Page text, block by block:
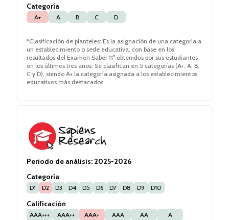
Categoría
A+ A B C D
*Clasificación de planteles: Es la asignación de una categoría a
un establecimiento o sede educativa, con base en los
resultados del Examen Saber 11° obtenidos por sus estudiantes
en los últimos tres años. Se clasifican en 5 categorías (A+, A, B,
C y D), siendo A+ la categoría asignada a los establecimientos
educativos más destacados.
Periodo de análisis: 2025-2026
Categoría
D1 D2 D3 D4 D5 D6 D7 D8 D9 D10
Calificación
AAA+++ AAA++ AAA+ AAA AA A